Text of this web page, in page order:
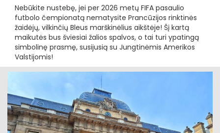
Nebūkite nustebę, jei per 2026 metų FIFA pasaulio
futbolo čempionatą nematysite Prancūzijos rinktinės
žaidėjų, vilkinčių Bleus marškinėlius aikštėje! Šį kartą
maikutės bus šviesiai žalios spalvos, o tai turi ypatingą
simbolinę prasmę, susijusią su Jungtinėmis Amerikos
Valstijomis!